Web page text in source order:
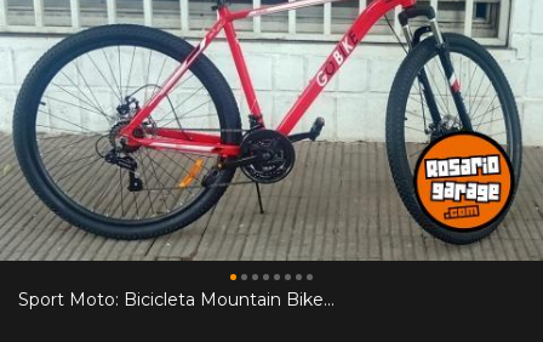
Sport Moto: Bicicleta Mountain Bike...